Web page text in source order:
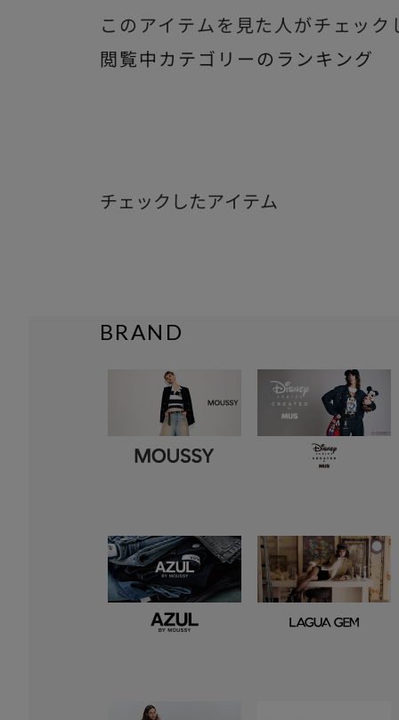
このアイテムを見た人がチェック
閲覧中カテゴリーのランキング
チェックしたアイテム
BRAND